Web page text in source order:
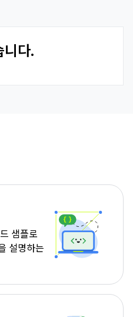
니다.
샘플로
설명하는